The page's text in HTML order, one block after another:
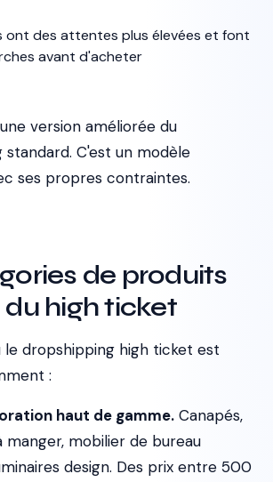
ont des attentes plus élevées et font
avant d'acheter
version améliorée du
standard. C'est un modèle
ses propres contraintes.
de produits
high ticket
le dropshipping high ticket est
:
haut de gamme. Canapés,
manger, mobilier de bureau
design. Des prix entre 500